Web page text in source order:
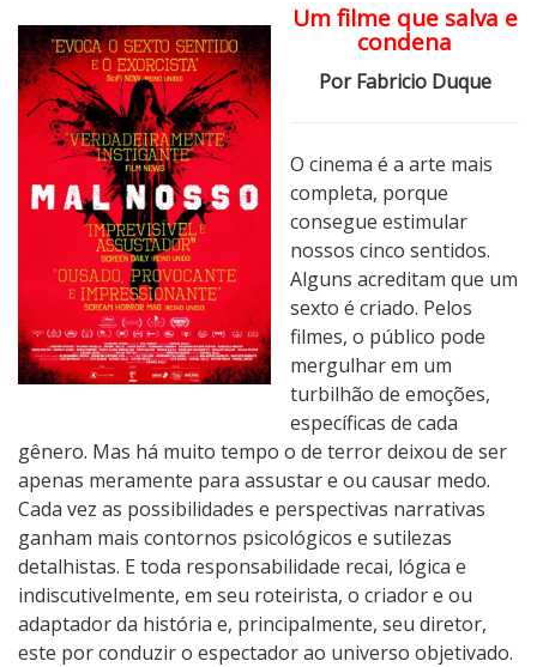
M
a
l
N
Um filme que salva e
condena
Por Fabricio Duque
O cinema é a arte mais
completa, porque
consegue estimular
nossos cinco sentidos.
Alguns acreditam que um
sexto é criado. Pelos
filmes, o público pode
mergulhar em um
turbilhão de emoções,
específicas de cada
gênero. Mas há muito tempo o de terror deixou de ser
apenas meramente para assustar e ou causar medo.
Cada vez as possibilidades e perspectivas narrativas
ganham mais contornos psicológicos e sutilezas
detalhistas. E toda responsabilidade recai, lógica e
indiscutivelmente, em seu roteirista, o criador e ou
adaptador da história e, principalmente, seu diretor,
este por conduzir o espectador ao universo objetivado.